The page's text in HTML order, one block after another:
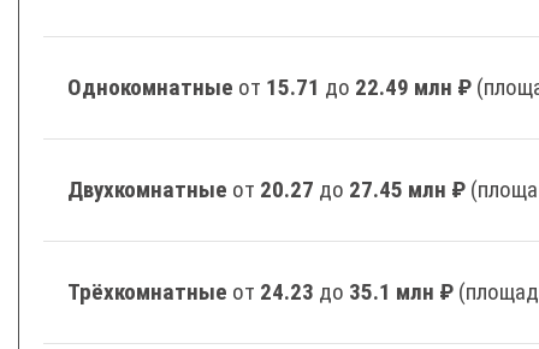
Однокомнатные от 15.71 до 22.49 млн ₽
Двухкомнатные от 20.27 до 27.45 млн ₽
Трёхкомнатные от 24.23 до 35.1 млн ₽